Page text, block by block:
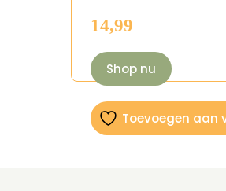
14,99
Shop nu
Toevoegen aan